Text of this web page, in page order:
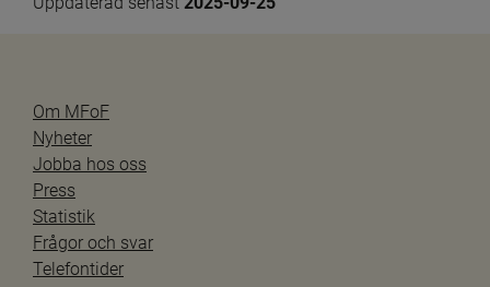
Om MFoF
Nyheter
Jobba hos oss
Press
Statistik
Frågor och svar
Telefontider